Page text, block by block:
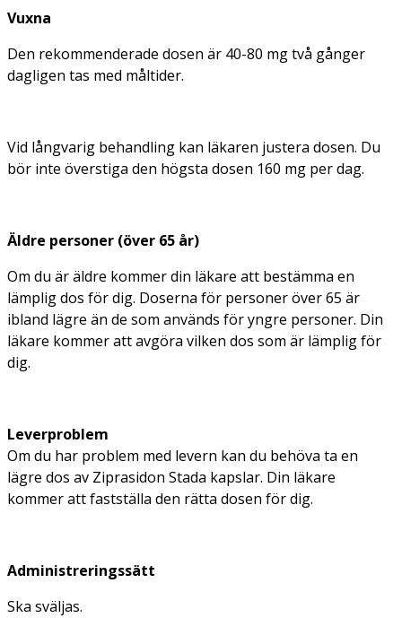
Vuxna
Den rekommenderade dosen är 40-80 mg två gånger
dagligen tas med måltider.
Vid långvarig behandling kan läkaren justera dosen. Du
bör inte överstiga den högsta dosen 160 mg per dag.
Äldre personer (över 65 år)
Om du är äldre kommer din läkare att bestämma en
lämplig dos för dig. Doserna för personer över 65 är
ibland lägre än de som används för yngre personer. Din
läkare kommer att avgöra vilken dos som är lämplig för
dig.
Leverproblem
Om du har problem med levern kan du behöva ta en
lägre dos av Ziprasidon Stada kapslar. Din läkare
kommer att fastställa den rätta dosen för dig.
Administreringssätt
Ska sväljas.